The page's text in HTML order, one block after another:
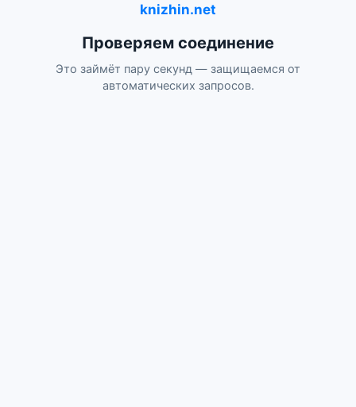
knizhin.net
Проверяем соединение
Это займёт пару секунд — защищаемся от
автоматических запросов.